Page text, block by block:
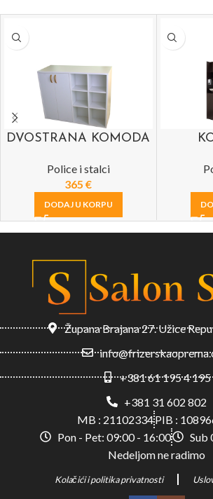
DVOSTRANA KOMODA
Police i stalci
365€
DODAJ U KORPU
Župana Brajana 27. Užice
+381 61 195 4 195
+381 31 602 802
MB : 21102334PIB :
Pon - Pet: 09:00 - 16:00
Sub
Nedeljom ne radimo
Kolačići i politika privatnosti